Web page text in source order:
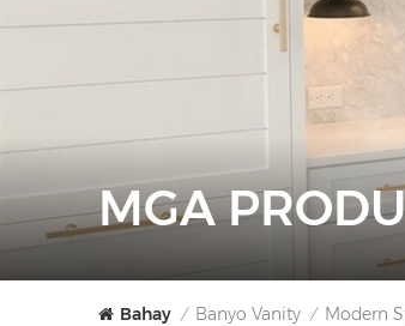
MGA
Bahay / Banyo Vanity / Modern